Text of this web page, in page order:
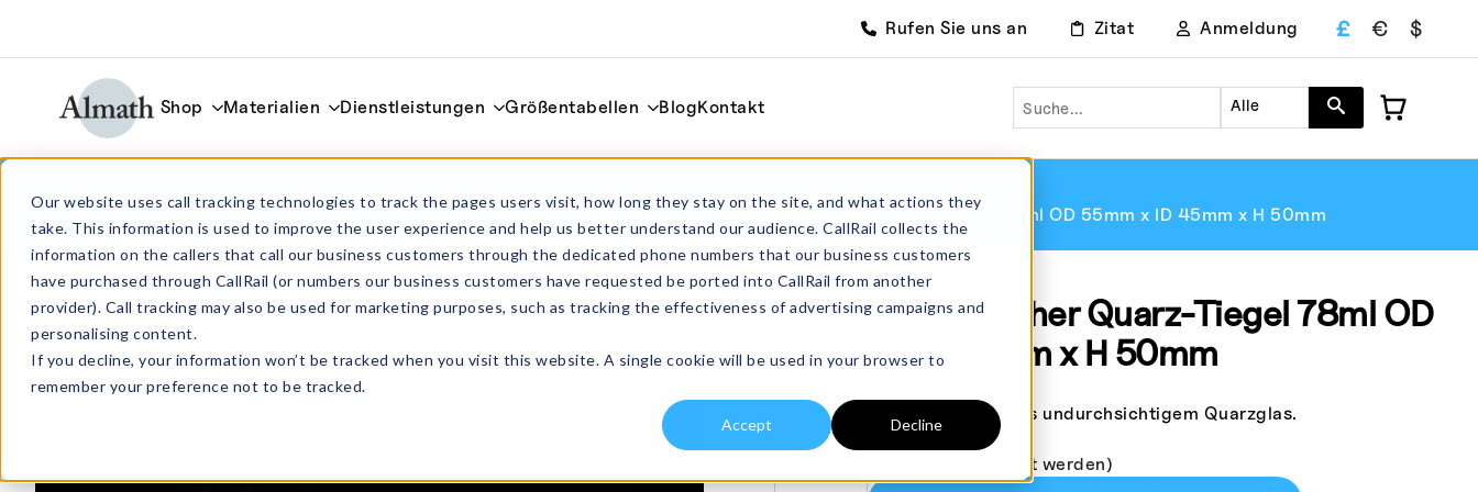
Our website uses call tracking technologies to track the pages users visit, how long they stay on the site, and what actions they
take. This information is used to improve the user experience and help us better understand our audience. CallRail collects the
information on the callers that call our business customers through the dedicated phone numbers that our business customers
have purchased through CallRail (or numbers our business customers have requested be ported into CallRail from another
provider). Call tracking may also be used for marketing purposes, such as tracking the effectiveness of advertising campaigns and
personalising content.
If you decline, your information won’t be tracked when you visit this website. A single cookie will be used in your browser to
remember your preference not to be tracked.
Accept Decline
Rufen Sie uns an Zitat Anmeldung £ € $
Shop Materialien Dienstleistungen Größentabellen BlogKontakt Suche Alle
QC56 Zylindrischer Quarz-Tiegel 78ml OD 55mm x ID 45mm
x H 50mm
QC56 Zylindrischer Quarz-Tiegel 78ml OD 55mm x ID 45mm x H 50mm
QC56 Zylindrischer Quarz-Tiegel 78ml OD
55mm x ID 45mm x H 50mm
QC56 Zylindrischer Tiegel aus undurchsichtigem Quarzglas.
29 vorrätig (kann nachbestellt werden)
QC56